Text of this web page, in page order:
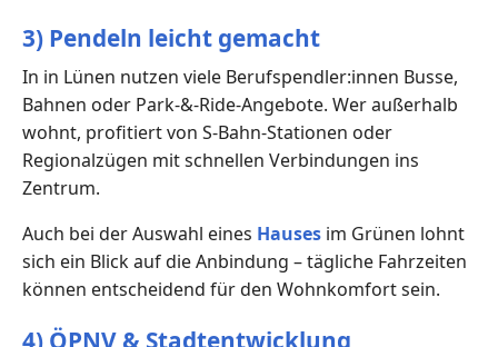
3) Pendeln leicht gemacht
In in Lünen nutzen viele Berufspendler:innen Busse,
Bahnen oder Park-&-Ride-Angebote. Wer außerhalb
wohnt, profitiert von S-Bahn-Stationen oder
Regionalzügen mit schnellen Verbindungen ins
Zentrum.
Auch bei der Auswahl eines Hauses im Grünen lohnt
sich ein Blick auf die Anbindung – tägliche Fahrzeiten
können entscheidend für den Wohnkomfort sein.
4) ÖPNV & Stadtentwicklung